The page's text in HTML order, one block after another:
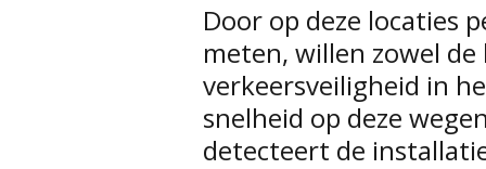
Door op deze locaties
meten, willen zowel
verkeersveiligheid in
snelheid op deze
detecteert de